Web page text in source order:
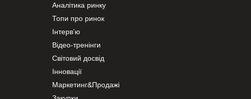
Аналітика ринку
Топи про ринок
Інтерв’ю
Відео-тренінги
Світовий досвід
Інновації
Маркетинг&Продажі